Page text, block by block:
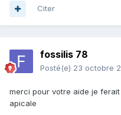
Citer
fossilis 78
Posté(e) 23 octobre
merci pour votre aide je
apicale